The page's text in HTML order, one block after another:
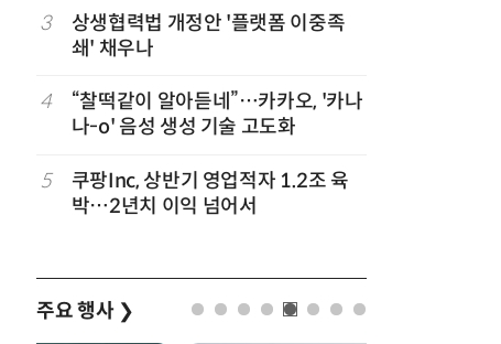
3
상생협력법 개정안 '플랫폼 이중족
쇄' 채우나
4
“찰떡같이 알아듣네”…카카오, '카나
나-o' 음성 생성 기술 고도화
5
쿠팡Inc, 상반기 영업적자 1.2조 육
박…2년치 이익 넘어서
주요 행사 ❯